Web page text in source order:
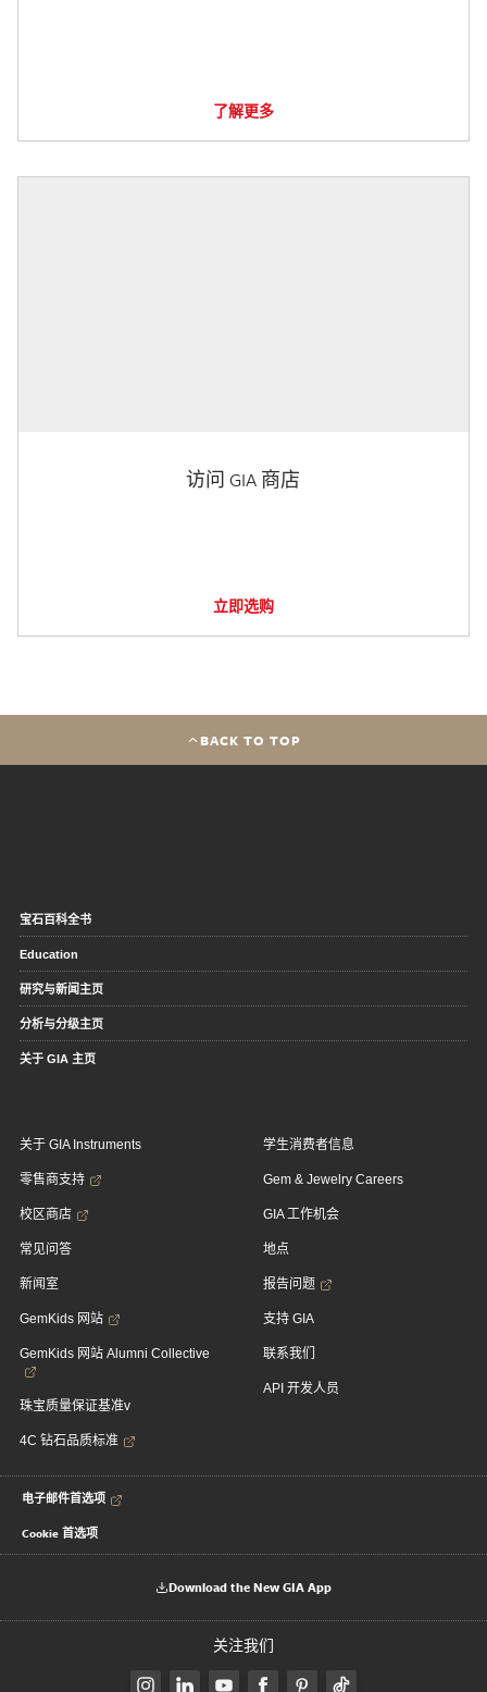
了解更多
访问 GIA 商店
立即选购
BACK TO TOP
宝石百科全书
Education
研究与新闻主页
分析与分级主页
关于 GIA 主页
关于 GIA Instruments
零售商支持
校区商店
常见问答
新闻室
GemKids 网站
GemKids 网站 Alumni Collective
珠宝质量保证基准v
4C 钻石品质标准
学生消费者信息
Gem & Jewelry Careers
GIA 工作机会
地点
报告问题
支持 GIA
联系我们
API 开发人员
电子邮件首选项
Cookie 首选项
Download the New GIA App
关注我们